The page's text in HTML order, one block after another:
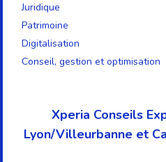
Juridique
Patrimoine
Digitalisation
Conseil, gestion et optimisation
Xperia Conseils
Lyon/Villeurbanne et